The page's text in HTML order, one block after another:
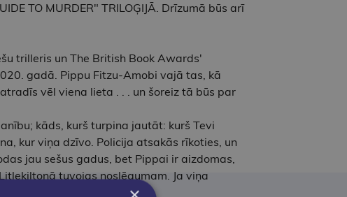
TO MURDER" TRILOĢIJĀ. Drīzumā būs arī
trilleris un The British Book Awards'
gadā. Pippu Fitzu-Amobi vajā tas, kā
vēl viena lieta . . . un šoreiz tā būs par
kāds, kurš turpina jautāt: kurš Tevi
kur viņa dzīvo. Policija atsakās rīkoties, un
jau sešus gadus, bet Pippai ir aizdomas,
tuvojas noslēgumam. Ja viņa